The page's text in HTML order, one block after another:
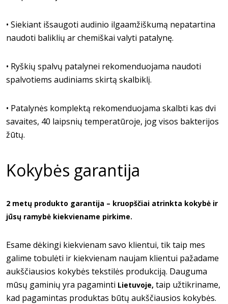
• Siekiant išsaugoti audinio ilgaamžiškumą nepatartina
naudoti baliklių ar chemiškai valyti patalynę.
• Ryškių spalvų patalynei rekomenduojama naudoti
spalvotiems audiniams skirtą skalbiklį.
• Patalynės komplektą rekomenduojama skalbti kas dvi
savaites, 40 laipsnių temperatūroje, jog visos bakterijos
žūtų.
Kokybės garantija
2 metų produkto garantija – kruopščiai atrinkta kokybė ir
jūsų ramybė kiekviename pirkime.
Esame dėkingi kiekvienam savo klientui, tik taip mes
galime tobulėti ir kiekvienam naujam klientui pažadame
aukščiausios kokybės tekstilės produkciją. Dauguma
mūsų gaminių yra pagaminti Lietuvoje, taip užtikriname,
kad pagamintas produktas būtų aukščiausios kokybės.